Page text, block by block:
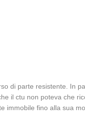
di parte resistente. In
il ctu non poteva che
immobile fino alla sua